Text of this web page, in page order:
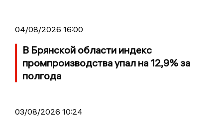
04/08/2026 16:00
В Брянской области индекс
промпроизводства упал на 12,9% за
полгода
03/08/2026 10:24